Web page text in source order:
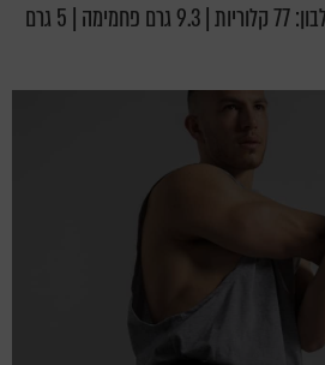
ערך תזונתי לכדור שוקולד חלבון: 77 קלוריות | 9.3 גרם פחמימה | 5 גרם